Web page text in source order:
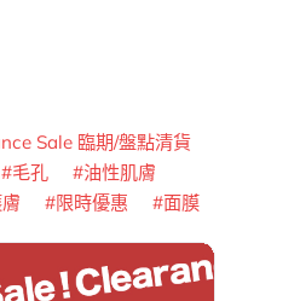
Sale 臨期/盤點清貨
毛孔
油性肌膚
限時優惠 面膜